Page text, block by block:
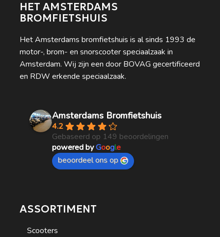
HET AMSTERDAMS
BROMFIETSHUIS
Het Amsterdams bromfietshuis is al sinds 1993 de
motor-, brom- en snorscooter speciaalzaak in
Amsterdam. Wij zijn een door BOVAG gecertificeerd
en RDW erkende speciaalzaak.
Amsterdams Bromfietshuis
4.2
Gebaseerd op 149 beoordelingen
powered byGoogle
beoordeel ons op
ASSORTIMENT
Scooters